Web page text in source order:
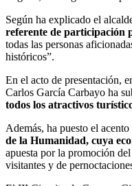
Según ha explicado el
referente de participación
todas las personas
históricos”.
En el acto de presentación,
Carlos García Carbayo ha
todos los atractivos
Además, ha puesto el
de la Humanidad, cuya
apuesta por la promoción
visitantes y de